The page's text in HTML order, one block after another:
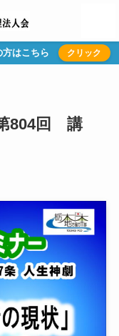
はこちら クリック
804回 講